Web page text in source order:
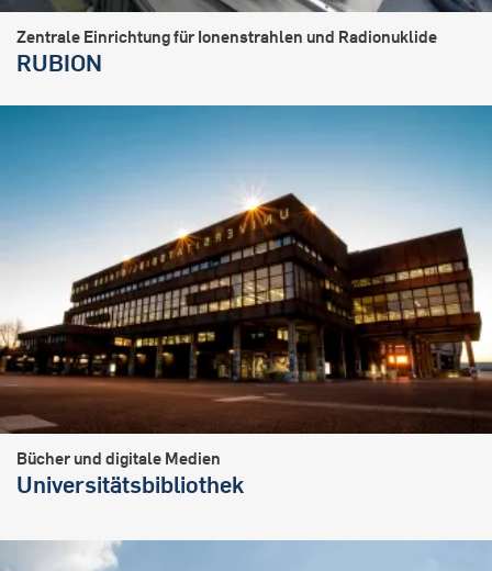
Zentrale Einrichtung für Ionenstrahlen und Radionuklide
RUBION
Bücher und digitale Medien
Universitätsbibliothek